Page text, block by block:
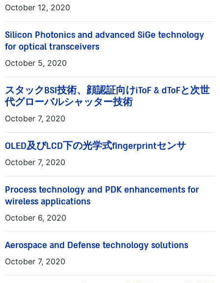
October 12, 2020
Silicon Photonics and advanced SiGe technology
for optical transceivers
October 5, 2020
スタックBSI技術、顔認証向けiToF & dToFと次世
代グローバルシャッター技術
October 7, 2020
OLED及びLCD下の光学式fingerprintセンサ
October 7, 2020
Process technology and PDK enhancements for
wireless applications
October 6, 2020
Aerospace and Defense technology solutions
October 7, 2020